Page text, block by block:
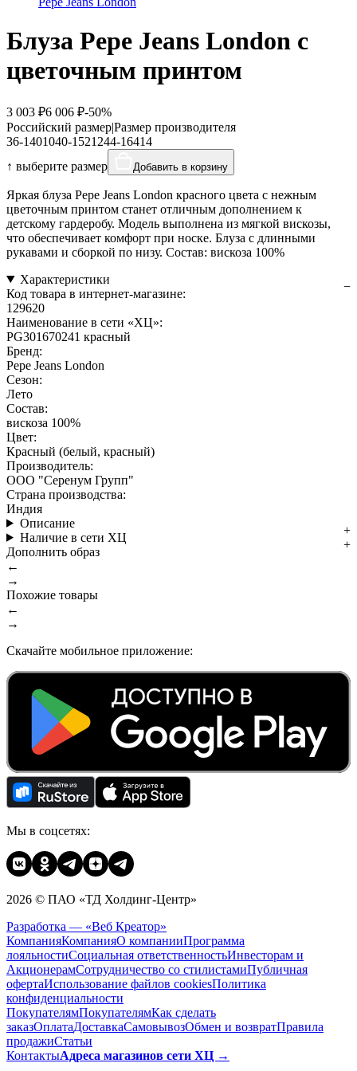
Блуза Pepe Jeans London с
цветочным принтом
3 003 ₽6 006 ₽-50%
Российский размер|Размер производителя
36-1401040-1521244-16414
↑ выберите размер
Добавить в корзину
Яркая блуза Pepe Jeans London красного цвета с нежным
цветочным принтом станет отличным дополнением к
детскому гардеробу. Модель выполнена из мягкой вискозы,
что обеспечивает комфорт при носке. Блуза с длинными
рукавами и сборкой по низу. Состав: вискоза 100%
Характеристики
Код товара в интернет-магазине:
129620
Наименование в сети «ХЦ»:
PG301670241 красный
Бренд:
Pepe Jeans London
Сезон:
Лето
Состав:
вискоза 100%
Цвет:
Красный (белый, красный)
Производитель:
ООО "Серенум Групп"
Страна производства:
Индия
Описание
Наличие в сети ХЦ
Дополнить образ
←
→
Похожие товары
←
→
Скачайте мобильное приложение:
Мы в соцсетях:
2026 © ПАО «ТД Холдинг-Центр»
Разработка — «Веб Креатор»
КомпанияКомпанияО компанииПрограмма
лояльностиСоциальная ответственностьИнвесторам и
АкционерамСотрудничество со стилистамиПубличная
офертаИспользование файлов cookiesПолитика
конфиденциальности
ПокупателямПокупателямКак сделать
заказОплатаДоставкаCамовывозОбмен и возвратПравила
продажиСтатьи
КонтактыАдреса магазинов сети ХЦ →